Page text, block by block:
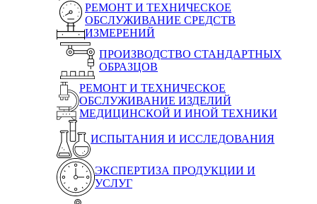
РЕМОНТ И ТЕХНИЧЕСКОЕ
ОБСЛУЖИВАНИЕ СРЕДСТВ
ИЗМЕРЕНИЙ
ПРОИЗВОДСТВО СТАНДАРТНЫХ
ОБРАЗЦОВ
РЕМОНТ И ТЕХНИЧЕСКОЕ
ОБСЛУЖИВАНИЕ ИЗДЕЛИЙ
МЕДИЦИНСКОЙ И ИНОЙ ТЕХНИКИ
ИСПЫТАНИЯ И ИССЛЕДОВАНИЯ
ЭКСПЕРТИЗА ПРОДУКЦИИ И
УСЛУГ